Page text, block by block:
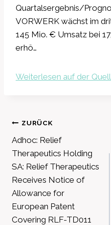
Quartalsergebnis/
VORWERK wächst im
145 Mio. € Umsatz bei
erhö…
Weiterlesen auf der
ZURÜCK
Adhoc: Relief
Therapeutics Holding
SA: Relief Therapeutics
Receives Notice of
Allowance for
European Patent
Covering RLF-TD011